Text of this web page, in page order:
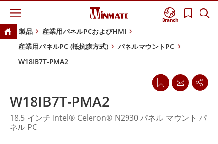
Branch
製品
産業用パネルPCおよびHMI
産業用パネルPC (抵抗膜方式)
パネルマウントPC
W18IB7T-PMA2
W18IB7T-PMA2
18.5 インチ Intel® Celeron® N2930 パネル マウント パ
ネル PC